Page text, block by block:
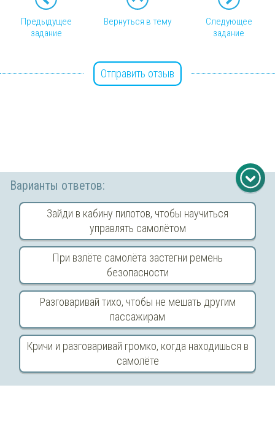
Варианты ответов:
Зайди в кабину пилотов, чтобы научиться
управлять самолётом
При взлёте самолёта застегни ремень
безопасности
Разговаривай тихо, чтобы не мешать другим
пассажирам
Кричи и разговаривай громко, когда находишься в
самолёте
Предыдущее
задание
Вернуться в тему
Следующее
задание
Отправить отзыв
Copyright © 2026 ООО ТЕОРЕМА ЗНАНИЙ